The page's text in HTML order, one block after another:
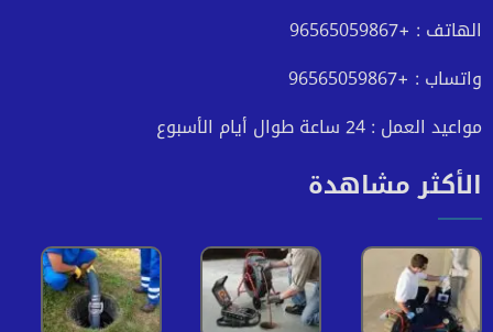
الهاتف : +96565059867
واتساب : +96565059867
مواعيد العمل : 24 ساعة طوال أيام الأسبوع
الأكثر مشاهدة